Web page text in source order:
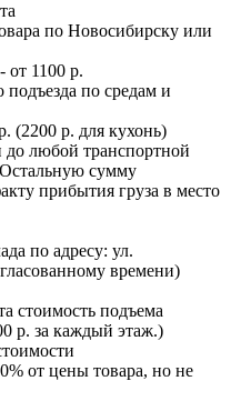
по Новосибирску или
от 1100 р.
подъезда по средам и
(2200 р. для кухонь)
до любой транспортной
сумму
прибытия груза в место
по адресу: ул.
времени)
стоимость подъема
р. за каждый этаж.)
от цены товара, но не